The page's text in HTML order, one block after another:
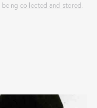
beingcollected and stored.